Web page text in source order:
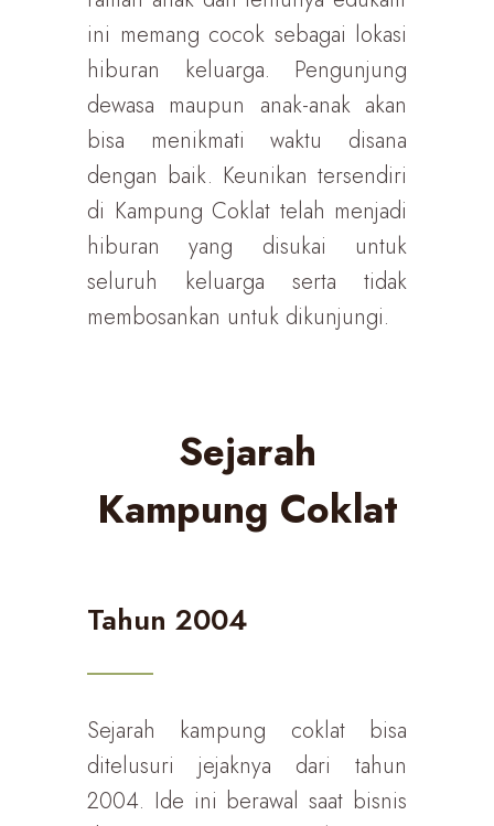
ini memang cocok sebagai lokasi
hiburan keluarga. Pengunjung
dewasa maupun anak-anak akan
bisa menikmati waktu disana
dengan baik. Keunikan tersendiri
di Kampung Coklat telah menjadi
hiburan yang disukai untuk
seluruh keluarga serta tidak
membosankan untuk dikunjungi.
Sejarah
Kampung Coklat
Tahun 2004
Sejarah kampung coklat bisa
ditelusuri jejaknya dari tahun
2004. Ide ini berawal saat bisnis